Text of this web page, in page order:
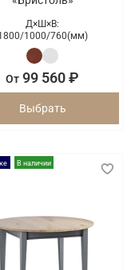
Д×Ш×В:
1000/760(мм)
От 99 560 ₽
Выбрать
В наличии